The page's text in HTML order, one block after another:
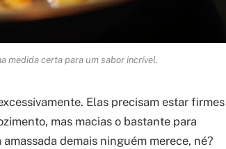
medida certa para um sabor incrível.
Elas precisam estar firmes
mas macias o bastante para
demais ninguém merece, né?